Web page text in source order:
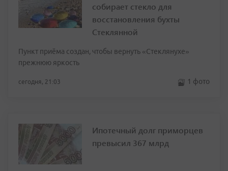
собирает стекло для
восстановления бухты
Стеклянной
Пункт приёма создан, чтобы вернуть «Стеклянухе»
прежнюю яркость
сегодня, 21:03 1 фото
Ипотечный долг приморцев
превысил 367 млрд